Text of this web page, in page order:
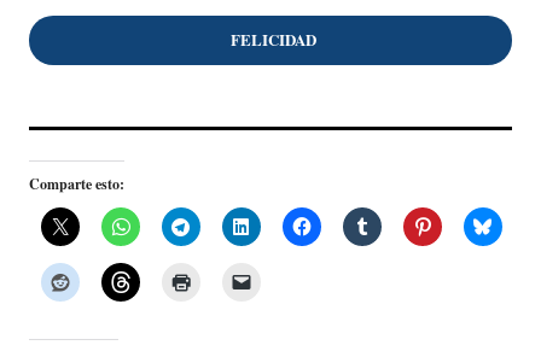
FELICIDAD
Comparte esto: